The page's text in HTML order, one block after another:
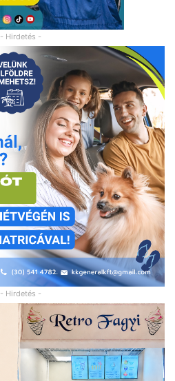
- Hirdetés -
- Hirdetés -